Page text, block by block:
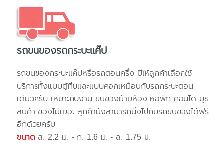
รถขนของรถกระบะแค๊ป
รถขนของกระบะแค๊ปหรือรถตอนครึ่ง มีให้ลูกค้าเลือกใช้
บริการทั้งแบบตู้ทึบและแบบคอกเหมือนกับรถกระบะตอน
เดียวครับ เหมาะกับงาน ขนของย้ายห้อง หอพัก คอนโด บูธ
สินค้า ของไม่เยอะ ลูกค้ายังสามารถนั่งไปกับรถขนของได้ฟรี
อีกด้วยครับ
ขนาด ส. 2.2 ม. - ก. 1.6 ม. - ล. 1.75 ม.